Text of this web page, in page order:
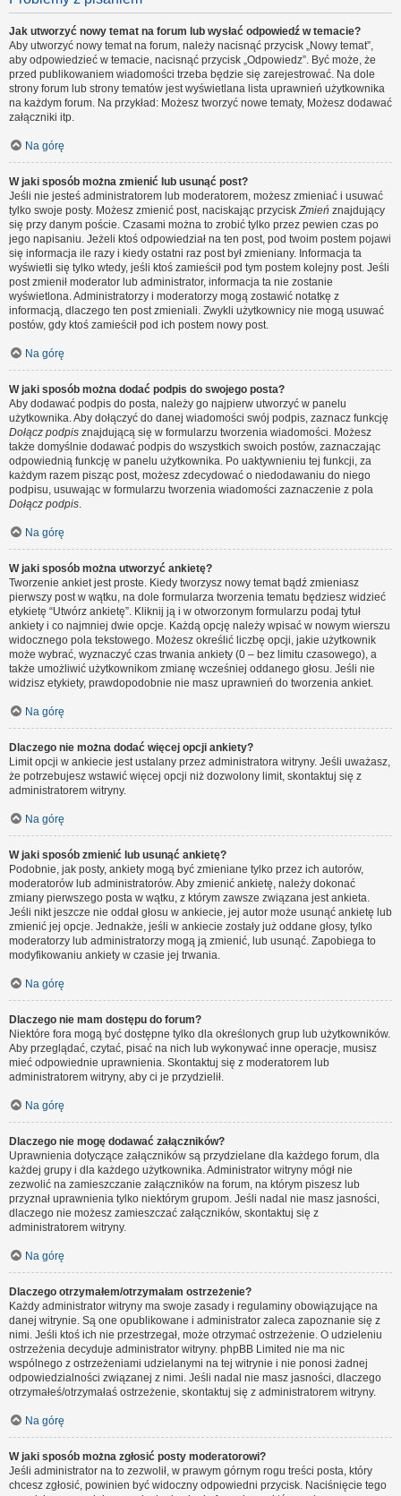
Jak utworzyć nowy temat na forum lub wysłać odpowiedź w temacie?
Aby utworzyć nowy temat na forum, należy nacisnąć przycisk „Nowy temat”,
aby odpowiedzieć w temacie, nacisnąć przycisk „Odpowiedz”. Być może, że
przed publikowaniem wiadomości trzeba będzie się zarejestrować. Na dole
strony forum lub strony tematów jest wyświetlana lista uprawnień użytkownika
na każdym forum. Na przykład: Możesz tworzyć nowe tematy, Możesz dodawać
załączniki itp.
Na górę
W jaki sposób można zmienić lub usunąć post?
Jeśli nie jesteś administratorem lub moderatorem, możesz zmieniać i usuwać
tylko swoje posty. Możesz zmienić post, naciskając przyciskZmień znajdujący
się przy danym poście. Czasami można to zrobić tylko przez pewien czas po
jego napisaniu. Jeżeli ktoś odpowiedział na ten post, pod twoim postem pojawi
się informacja ile razy i kiedy ostatni raz post był zmieniany. Informacja ta
wyświetli się tylko wtedy, jeśli ktoś zamieścił pod tym postem kolejny post. Jeśli
post zmienił moderator lub administrator, informacja ta nie zostanie
wyświetlona. Administratorzy i moderatorzy mogą zostawić notatkę z
informacją, dlaczego ten post zmieniali. Zwykli użytkownicy nie mogą usuwać
postów, gdy ktoś zamieścił pod ich postem nowy post.
Na górę
W jaki sposób można dodać podpis do swojego posta?
Aby dodawać podpis do posta, należy go najpierw utworzyć w panelu
użytkownika. Aby dołączyć do danej wiadomości swój podpis, zaznacz funkcję
Dołącz podpis znajdującą się w formularzu tworzenia wiadomości. Możesz
także domyślnie dodawać podpis do wszystkich swoich postów, zaznaczając
odpowiednią funkcję w panelu użytkownika. Po uaktywnieniu tej funkcji, za
każdym razem pisząc post, możesz zdecydować o niedodawaniu do niego
podpisu, usuwając w formularzu tworzenia wiadomości zaznaczenie z pola
Dołącz podpis.
Na górę
W jaki sposób można utworzyć ankietę?
Tworzenie ankiet jest proste. Kiedy tworzysz nowy temat bądź zmieniasz
pierwszy post w wątku, na dole formularza tworzenia tematu będziesz widzieć
etykietę “Utwórz ankietę”. Kliknij ją i w otworzonym formularzu podaj tytuł
ankiety i co najmniej dwie opcje. Każdą opcję należy wpisać w nowym wierszu
widocznego pola tekstowego. Możesz określić liczbę opcji, jakie użytkownik
może wybrać, wyznaczyć czas trwania ankiety (0 – bez limitu czasowego), a
także umożliwić użytkownikom zmianę wcześniej oddanego głosu. Jeśli nie
widzisz etykiety, prawdopodobnie nie masz uprawnień do tworzenia ankiet.
Na górę
Dlaczego nie można dodać więcej opcji ankiety?
Limit opcji w ankiecie jest ustalany przez administratora witryny. Jeśli uważasz,
że potrzebujesz wstawić więcej opcji niż dozwolony limit, skontaktuj się z
administratorem witryny.
Na górę
W jaki sposób zmienić lub usunąć ankietę?
Podobnie, jak posty, ankiety mogą być zmieniane tylko przez ich autorów,
moderatorów lub administratorów. Aby zmienić ankietę, należy dokonać
zmiany pierwszego posta w wątku, z którym zawsze związana jest ankieta.
Jeśli nikt jeszcze nie oddał głosu w ankiecie, jej autor może usunąć ankietę lub
zmienić jej opcje. Jednakże, jeśli w ankiecie zostały już oddane głosy, tylko
moderatorzy lub administratorzy mogą ją zmienić, lub usunąć. Zapobiega to
modyfikowaniu ankiety w czasie jej trwania.
Na górę
Dlaczego nie mam dostępu do forum?
Niektóre fora mogą być dostępne tylko dla określonych grup lub użytkowników.
Aby przeglądać, czytać, pisać na nich lub wykonywać inne operacje, musisz
mieć odpowiednie uprawnienia. Skontaktuj się z moderatorem lub
administratorem witryny, aby ci je przydzielił.
Na górę
Dlaczego nie mogę dodawać załączników?
Uprawnienia dotyczące załączników są przydzielane dla każdego forum, dla
każdej grupy i dla każdego użytkownika. Administrator witryny mógł nie
zezwolić na zamieszczanie załączników na forum, na którym piszesz lub
przyznał uprawnienia tylko niektórym grupom. Jeśli nadal nie masz jasności,
dlaczego nie możesz zamieszczać załączników, skontaktuj się z
administratorem witryny.
Na górę
Dlaczego otrzymałem/otrzymałam ostrzeżenie?
Każdy administrator witryny ma swoje zasady i regulaminy obowiązujące na
danej witrynie. Są one opublikowane i administrator zaleca zapoznanie się z
nimi. Jeśli ktoś ich nie przestrzegał, może otrzymać ostrzeżenie. O udzieleniu
ostrzeżenia decyduje administrator witryny. phpBB Limited nie ma nic
wspólnego z ostrzeżeniami udzielanymi na tej witrynie i nie ponosi żadnej
odpowiedzialności związanej z nimi. Jeśli nadal nie masz jasności, dlaczego
otrzymałeś/otrzymałaś ostrzeżenie, skontaktuj się z administratorem witryny.
Na górę
W jaki sposób można zgłosić posty moderatorowi?
Jeśli administrator na to zezwolił, w prawym górnym rogu treści posta, który
chcesz zgłosić, powinien być widoczny odpowiedni przycisk. Naciśnięcie tego